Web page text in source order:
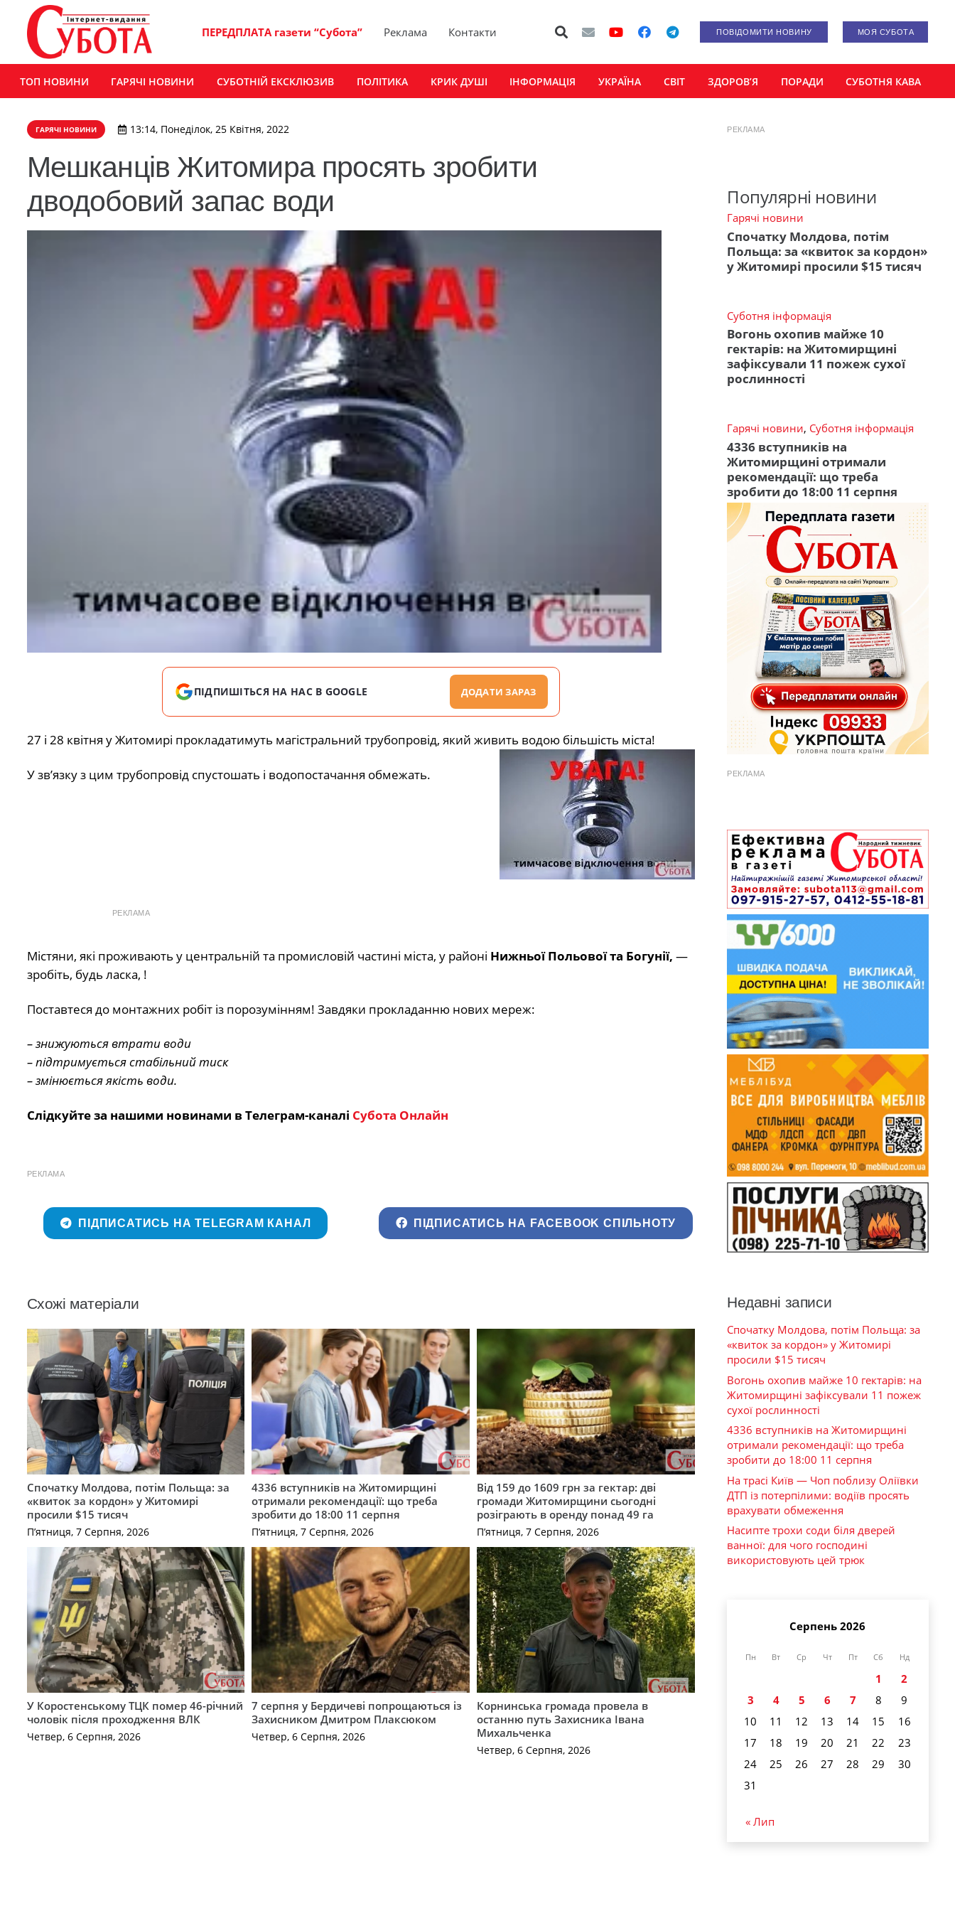
ПЕРЕДПЛАТА газети “Субота” Реклама Контакти ПОВІДОМИТИ НОВИНУ МОЯ СУБОТА
ТОП НОВИНИ ГАРЯЧІ НОВИНИ СУБОТНІЙ ЕКСКЛЮЗИВ ПОЛІТИКА КРИК ДУШІ ІНФОРМАЦІЯ УКРАЇНА СВІТ ЗДОРОВ’Я ПОРАДИ СУБОТНЯ КАВА
ГАРЯЧІ НОВИНИ 13:14, Понеділок, 25 Квітня, 2022
Мешканців Житомира просять зробити
дводобовий запас води
ПІДПИШІТЬСЯ НА НАС В GOOGLE ДОДАТИ ЗАРАЗ
27 і 28 квітня у Житомирі прокладатимуть магістральний трубопровід, який живить водою більшість міста!
У зв’язку з цим трубопровід спустошать і водопостачання обмежать.
РЕКЛАМА
Містяни, які проживають у центральній та промисловій частині міста, у районі Нижньої Польової та Богунії, —
зробіть, будь ласка, !
Поставтеся до монтажних робіт із порозумінням! Завдяки прокладанню нових мереж:
– знижуються втрати води
– підтримується стабільний тиск
– змінюється якість води.
Слідкуйте за нашими новинами в Телеграм-каналі Субота Онлайн
РЕКЛАМА
ПІДПИСАТИСЬ НА TELEGRAM КАНАЛ ПІДПИСАТИСЬ НА FACEBOOK СПІЛЬНОТУ
Схожі матеріали
Спочатку Молдова, потім Польща: за
«квиток за кордон» у Житомирі
просили $15 тисяч
П’ятниця, 7 Серпня, 2026
4336 вступників на Житомирщині
отримали рекомендації: що треба
зробити до 18:00 11 серпня
П’ятниця, 7 Серпня, 2026
Від 159 до 1609 грн за гектар: дві
громади Житомирщини сьогодні
розіграють в оренду понад 49 га
П’ятниця, 7 Серпня, 2026
У Коростенському ТЦК помер 46-річний
чоловік після проходження ВЛК
Четвер, 6 Серпня, 2026
7 серпня у Бердичеві попрощаються із
Захисником Дмитром Плаксюком
Четвер, 6 Серпня, 2026
Корнинська громада провела в
останню путь Захисника Івана
Михальченка
Четвер, 6 Серпня, 2026
РЕКЛАМА
Популярні новини
Гарячі новини
Спочатку Молдова, потім
Польща: за «квиток за кордон»
у Житомирі просили $15 тисяч
Суботня інформація
Вогонь охопив майже 10
гектарів: на Житомирщині
зафіксували 11 пожеж сухої
рослинності
Гарячі новини, Суботня інформація
4336 вступників на
Житомирщині отримали
рекомендації: що треба
зробити до 18:00 11 серпня
РЕКЛАМА
Недавні записи
Спочатку Молдова, потім Польща: за
«квиток за кордон» у Житомирі
просили $15 тисяч
Вогонь охопив майже 10 гектарів: на
Житомирщині зафіксували 11 пожеж
сухої рослинності
4336 вступників на Житомирщині
отримали рекомендації: що треба
зробити до 18:00 11 серпня
На трасі Київ — Чоп поблизу Оліївки
ДТП із потерпілими: водіїв просять
врахувати обмеження
Насипте трохи соди біля дверей
ванної: для чого господині
використовують цей трюк
Серпень 2026
Пн Вт Ср Чт Пт Сб Нд
1
2
3
4 5 6 7 8
9
10
11 12 13 14 15
16
17
18 19 20 21 22
23
24
25 26 27 28 29
30
31
« Лип